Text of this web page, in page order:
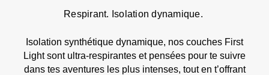
Respirant. Isolation dynamique.
Isolation synthétique dynamique, nos couches First
Light sont ultra-respirantes et pensées pour te suivre
dans tes aventures les plus intenses, tout en t’offrant